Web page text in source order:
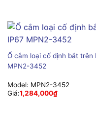
Ổ cắm loại cố định bắt trên
MPN2-3452
Model: MPN2-3452
Giá:1,284,000₫